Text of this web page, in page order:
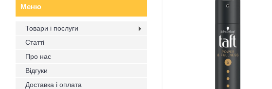
Товари і послуги
Статті
Про нас
Відгуки
Доставка і оплата